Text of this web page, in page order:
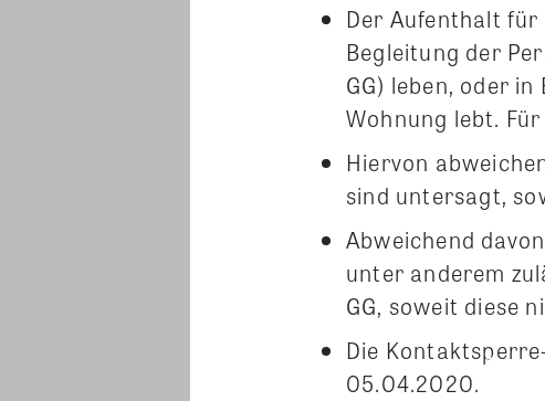
Der Aufenthalt für
Begleitung der
GG) leben, oder
Wohnung lebt.
Hiervon
sind untersagt,
Abweichend
unter anderem
GG, soweit diese
Die
05.04.2020.